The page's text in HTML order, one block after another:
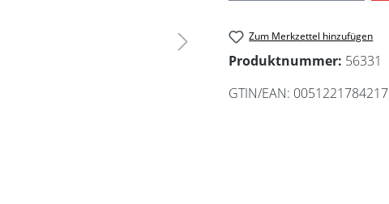
Zum Merkzettel hinzufügen
Produktnummer: 56331
GTIN/EAN: 0051221784217